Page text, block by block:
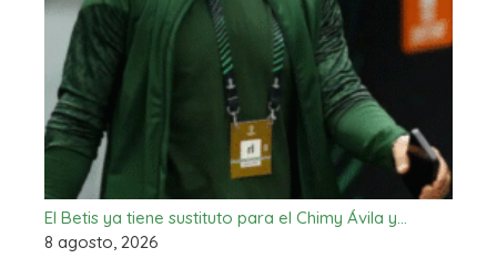
El Betis ya tiene sustituto para el Chimy Ávila y…
8 agosto, 2026